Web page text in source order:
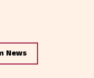
News